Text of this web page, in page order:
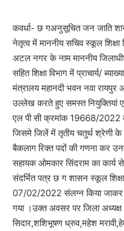
कवर्धा- छ गअनुसूचित जन जाति
नेतृत्व में माननीय सचिव स्कूल
अटल नगर के नाम माननीय
सहित शिक्षा विभाग में प्राचार्य/
मंत्रालय महानदी भवन नवा
उल्लेख करते हुए समस्त नियुक्तियां
एल पी सी क्रमांक 19668/2022
जिसमे जिलें में तृतीय चतुर्थ श्रेणी के
बैकलाग रिक्त पदों की गणना कर
सहायक ओमकार सिंदराम का कार्य
संदर्भित पत्र छ ग शासन स्कूल
07/02/2022 संलग्न किया जाकर
गया ।उक्त अवसर पर जिला अध्यक्ष
सिदार,शशिभूषण ध्रुव,महेश